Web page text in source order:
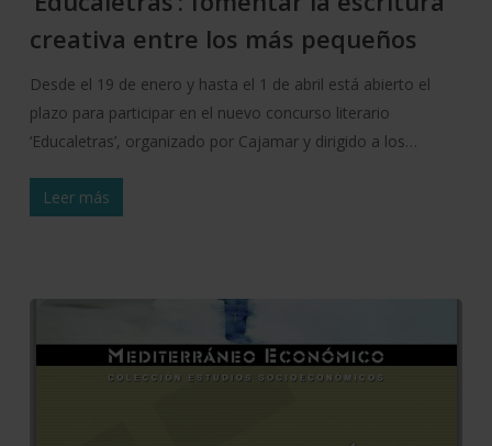
creativa entre los más pequeños
Desde el 19 de enero y hasta el 1 de abril está abierto el
plazo para participar en el nuevo concurso literario
‘Educaletras’, organizado por Cajamar y dirigido a los…
Leer más